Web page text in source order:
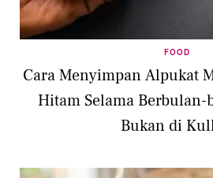
FOOD
Cara Menyimpan Alpukat
Hitam Selama
Bukan di